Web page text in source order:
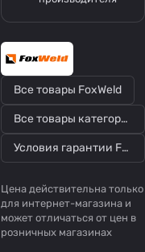
Все товары FoxWeld
Все товары категории
Условия гарантии FoxWeld
Цена действительна только
для интернет-магазина и
может отличаться от цен в
розничных магазинах